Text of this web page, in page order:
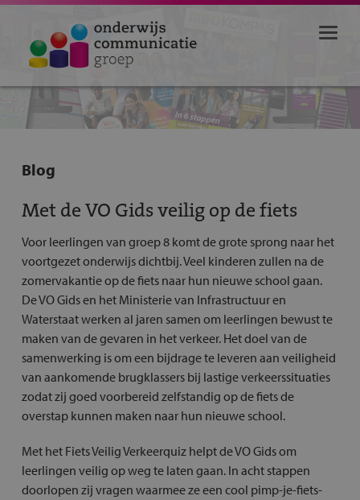
Blog
Met de VO Gids veilig op de fiets
Voor leerlingen van groep 8 komt de grote sprong naar het
voortgezet onderwijs dichtbij. Veel kinderen zullen na de
zomervakantie op de fiets naar hun nieuwe school gaan.
De VO Gids en het Ministerie van Infrastructuur en
Waterstaat werken al jaren samen om leerlingen bewust te
maken van de gevaren in het verkeer. Het doel van de
samenwerking is om een bijdrage te leveren aan veiligheid
van aankomende brugklassers bij lastige verkeerssituaties
zodat zij goed voorbereid zelfstandig op de fiets de
overstap kunnen maken naar hun nieuwe school.
Met het Fiets Veilig Verkeerquiz helpt de VO Gids om
leerlingen veilig op weg te laten gaan. In acht stappen
doorlopen zij vragen waarmee ze een cool pimp-je-fiets-